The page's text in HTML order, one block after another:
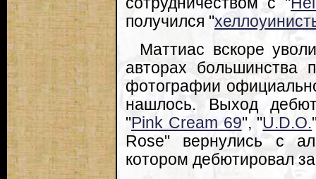
получился "
Маттиас вскоре
авторах большинства
фотографии
нашлось. Выход
"Pink Cream 69", "U.D.O.
Rose" вернулись с
котором дебютировал